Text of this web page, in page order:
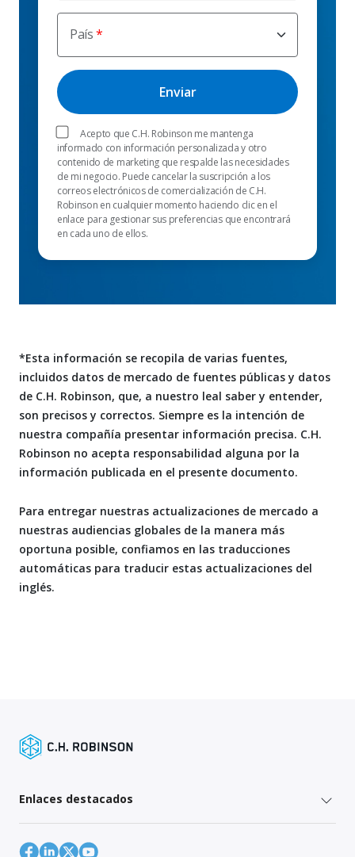
País
Acepto que C.H. Robinson me mantenga
informado con información personalizada y otro
contenido de marketing que respalde las necesidades
de mi negocio. Puede cancelar la suscripción a los
correos electrónicos de comercialización de C.H.
Robinson en cualquier momento haciendo clic en el
enlace para gestionar sus preferencias que encontrará
en cada uno de ellos.
*Esta información se recopila de varias fuentes,
incluidos datos de mercado de fuentes públicas y datos
de C.H. Robinson, que, a nuestro leal saber y entender,
son precisos y correctos. Siempre es la intención de
nuestra compañía presentar información precisa. C.H.
Robinson no acepta responsabilidad alguna por la
información publicada en el presente documento.
Para entregar nuestras actualizaciones de mercado a
nuestras audiencias globales de la manera más
oportuna posible, confiamos en las traducciones
automáticas para traducir estas actualizaciones del
inglés.
Enlaces destacados